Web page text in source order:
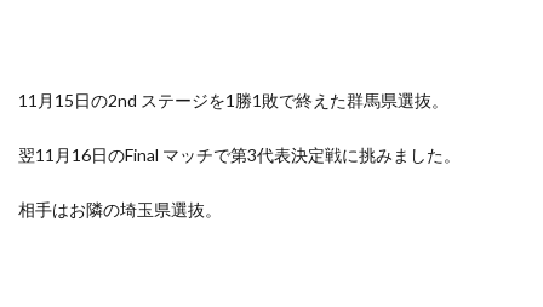
11月15日の2nd ステージを1勝1敗で終えた群馬県選抜。
翌11月16日のFinal マッチで第3代表決定戦に挑みました。
相手はお隣の埼玉県選抜。